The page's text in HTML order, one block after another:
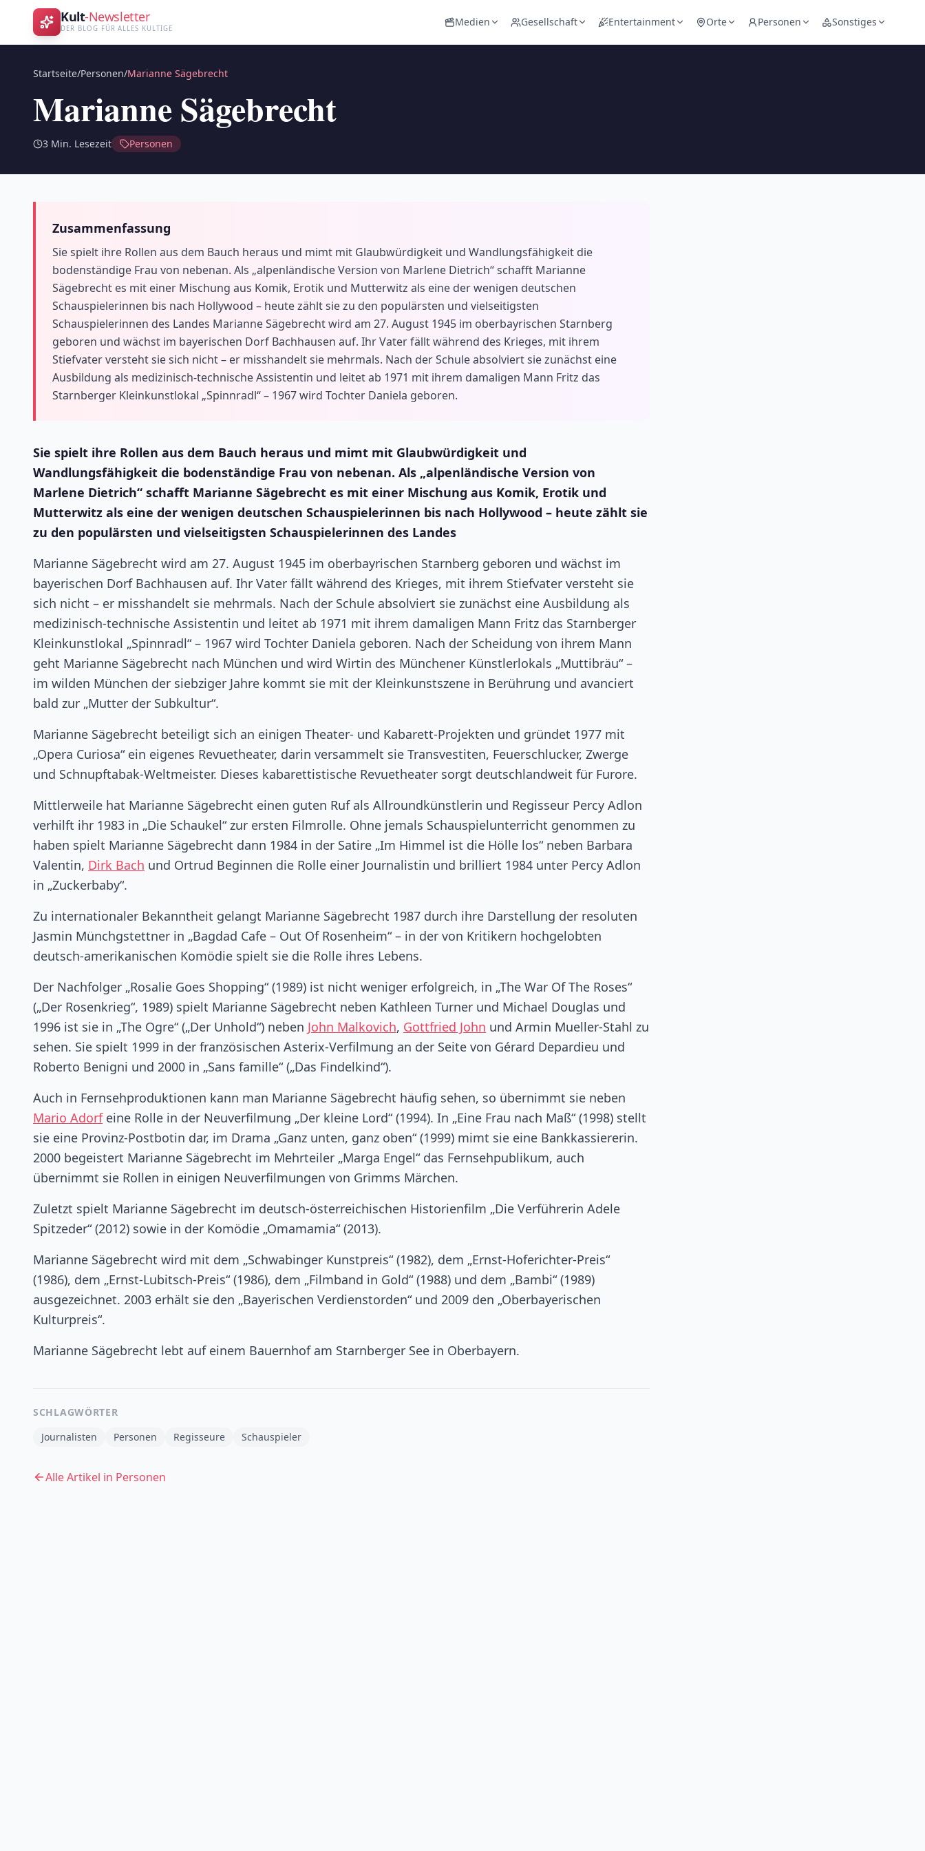
Kult-Newsletter
DER BLOG FÜR ALLES KULTIGE
Medien Gesellschaft Entertainment Orte Personen Sonstiges
Startseite/Personen/Marianne Sägebrecht
Marianne Sägebrecht
3 Min. Lesezeit Personen
Zusammenfassung
Sie spielt ihre Rollen aus dem Bauch heraus und mimt mit Glaubwürdigkeit und Wandlungsfähigkeit die
bodenständige Frau von nebenan. Als „alpenländische Version von Marlene Dietrich“ schafft Marianne
Sägebrecht es mit einer Mischung aus Komik, Erotik und Mutterwitz als eine der wenigen deutschen
Schauspielerinnen bis nach Hollywood – heute zählt sie zu den populärsten und vielseitigsten
Schauspielerinnen des Landes Marianne Sägebrecht wird am 27. August 1945 im oberbayrischen Starnberg
geboren und wächst im bayerischen Dorf Bachhausen auf. Ihr Vater fällt während des Krieges, mit ihrem
Stiefvater versteht sie sich nicht – er misshandelt sie mehrmals. Nach der Schule absolviert sie zunächst eine
Ausbildung als medizinisch-technische Assistentin und leitet ab 1971 mit ihrem damaligen Mann Fritz das
Starnberger Kleinkunstlokal „Spinnradl“ – 1967 wird Tochter Daniela geboren.
Sie spielt ihre Rollen aus dem Bauch heraus und mimt mit Glaubwürdigkeit und
Wandlungsfähigkeit die bodenständige Frau von nebenan. Als „alpenländische Version von
Marlene Dietrich“ schafft Marianne Sägebrecht es mit einer Mischung aus Komik, Erotik und
Mutterwitz als eine der wenigen deutschen Schauspielerinnen bis nach Hollywood – heute zählt sie
zu den populärsten und vielseitigsten Schauspielerinnen des Landes
Marianne Sägebrecht wird am 27. August 1945 im oberbayrischen Starnberg geboren und wächst im
bayerischen Dorf Bachhausen auf. Ihr Vater fällt während des Krieges, mit ihrem Stiefvater versteht sie
sich nicht – er misshandelt sie mehrmals. Nach der Schule absolviert sie zunächst eine Ausbildung als
medizinisch-technische Assistentin und leitet ab 1971 mit ihrem damaligen Mann Fritz das Starnberger
Kleinkunstlokal „Spinnradl“ – 1967 wird Tochter Daniela geboren. Nach der Scheidung von ihrem Mann
geht Marianne Sägebrecht nach München und wird Wirtin des Münchener Künstlerlokals „Muttibräu“ –
im wilden München der siebziger Jahre kommt sie mit der Kleinkunstszene in Berührung und avanciert
bald zur „Mutter der Subkultur“.
Marianne Sägebrecht beteiligt sich an einigen Theater- und Kabarett-Projekten und gründet 1977 mit
„Opera Curiosa“ ein eigenes Revuetheater, darin versammelt sie Transvestiten, Feuerschlucker, Zwerge
und Schnupftabak-Weltmeister. Dieses kabarettistische Revuetheater sorgt deutschlandweit für Furore.
Mittlerweile hat Marianne Sägebrecht einen guten Ruf als Allroundkünstlerin und Regisseur Percy Adlon
verhilft ihr 1983 in „Die Schaukel“ zur ersten Filmrolle. Ohne jemals Schauspielunterricht genommen zu
haben spielt Marianne Sägebrecht dann 1984 in der Satire „Im Himmel ist die Hölle los“ neben Barbara
Valentin, Dirk Bach und Ortrud Beginnen die Rolle einer Journalistin und brilliert 1984 unter Percy Adlon
in „Zuckerbaby“.
Zu internationaler Bekanntheit gelangt Marianne Sägebrecht 1987 durch ihre Darstellung der resoluten
Jasmin Münchgstettner in „Bagdad Cafe – Out Of Rosenheim“ – in der von Kritikern hochgelobten
deutsch-amerikanischen Komödie spielt sie die Rolle ihres Lebens.
Der Nachfolger „Rosalie Goes Shopping“ (1989) ist nicht weniger erfolgreich, in „The War Of The Roses“
(„Der Rosenkrieg“, 1989) spielt Marianne Sägebrecht neben Kathleen Turner und Michael Douglas und
1996 ist sie in „The Ogre“ („Der Unhold“) neben John Malkovich, Gottfried John und Armin Mueller-Stahl zu
sehen. Sie spielt 1999 in der französischen Asterix-Verfilmung an der Seite von Gérard Depardieu und
Roberto Benigni und 2000 in „Sans famille“ („Das Findelkind“).
Auch in Fernsehproduktionen kann man Marianne Sägebrecht häufig sehen, so übernimmt sie neben
Mario Adorfeine Rolle in der Neuverfilmung „Der kleine Lord“ (1994). In „Eine Frau nach Maß“ (1998) stellt
sie eine Provinz-Postbotin dar, im Drama „Ganz unten, ganz oben“ (1999) mimt sie eine Bankkassiererin.
2000 begeistert Marianne Sägebrecht im Mehrteiler „Marga Engel“ das Fernsehpublikum, auch
übernimmt sie Rollen in einigen Neuverfilmungen von Grimms Märchen.
Zuletzt spielt Marianne Sägebrecht im deutsch-österreichischen Historienfilm „Die Verführerin Adele
Spitzeder“ (2012) sowie in der Komödie „Omamamia“ (2013).
Marianne Sägebrecht wird mit dem „Schwabinger Kunstpreis“ (1982), dem „Ernst-Hoferichter-Preis“
(1986), dem „Ernst-Lubitsch-Preis“ (1986), dem „Filmband in Gold“ (1988) und dem „Bambi“ (1989)
ausgezeichnet. 2003 erhält sie den „Bayerischen Verdienstorden“ und 2009 den „Oberbayerischen
Kulturpreis“.
Marianne Sägebrecht lebt auf einem Bauernhof am Starnberger See in Oberbayern.
SCHLAGWÖRTER
Journalisten
Personen Regisseure Schauspieler
Alle Artikel in Personen